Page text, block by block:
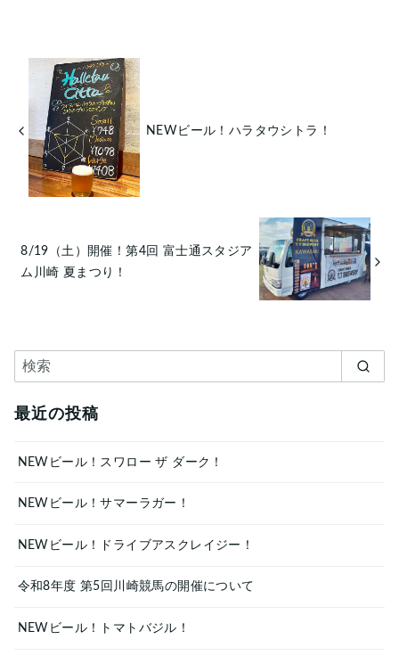
NEWビール！ハラタウシトラ！
8/19（土）開催！第4回 富士通スタジア
ム川崎 夏まつり！
最近の投稿
NEWビール！スワロー ザ ダーク！
NEWビール！サマーラガー！
NEWビール！ドライブアスクレイジー！
令和8年度 第5回川崎競馬の開催について
NEWビール！トマトバジル！